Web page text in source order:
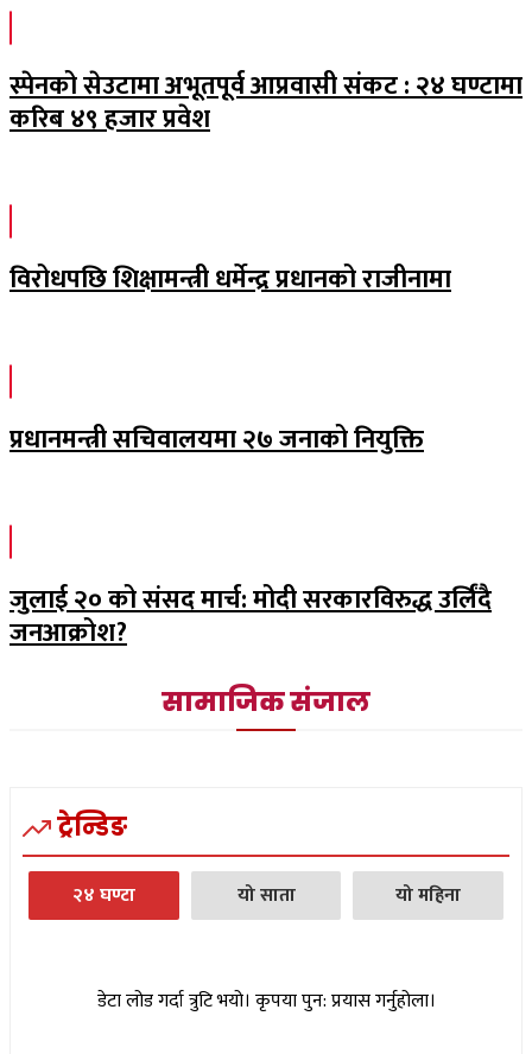
स्पेनको सेउटामा अभूतपूर्व आप्रवासी संकट : २४ घण्टामा
करिब ४९ हजार प्रवेश
विरोधपछि शिक्षामन्त्री धर्मेन्द्र प्रधानको राजीनामा
प्रधानमन्त्री सचिवालयमा २७ जनाको नियुक्ति
जुलाई २० को संसद मार्च: मोदी सरकारविरुद्ध उर्लिंदै
जनआक्रोश?
सामाजिक संजाल
ट्रेन्डिङ
२४ घण्टा यो साता यो महिना
डेटा लोड गर्दा त्रुटि भयो। कृपया पुन: प्रयास गर्नुहोला।